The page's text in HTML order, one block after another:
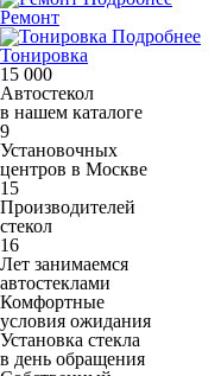
Ремонт
Подробнее
Тонировка
15 000
Автостекол
в нашем каталоге
9
Установочных
центров в Москве
15
Производителей
стекол
16
Лет занимаемся
автостеклами
Комфортные
условия ожидания
Установка стекла
в день обращения